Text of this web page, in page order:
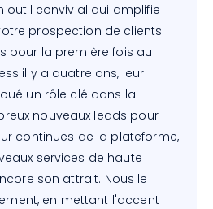
outil convivial qui amplifie
prospection de clients.
pour la première fois au
il y a quatre ans, leur
un rôle clé dans la
nouveaux leads pour
continues de la plateforme,
services de haute
son attrait. Nous le
en mettant l'accent